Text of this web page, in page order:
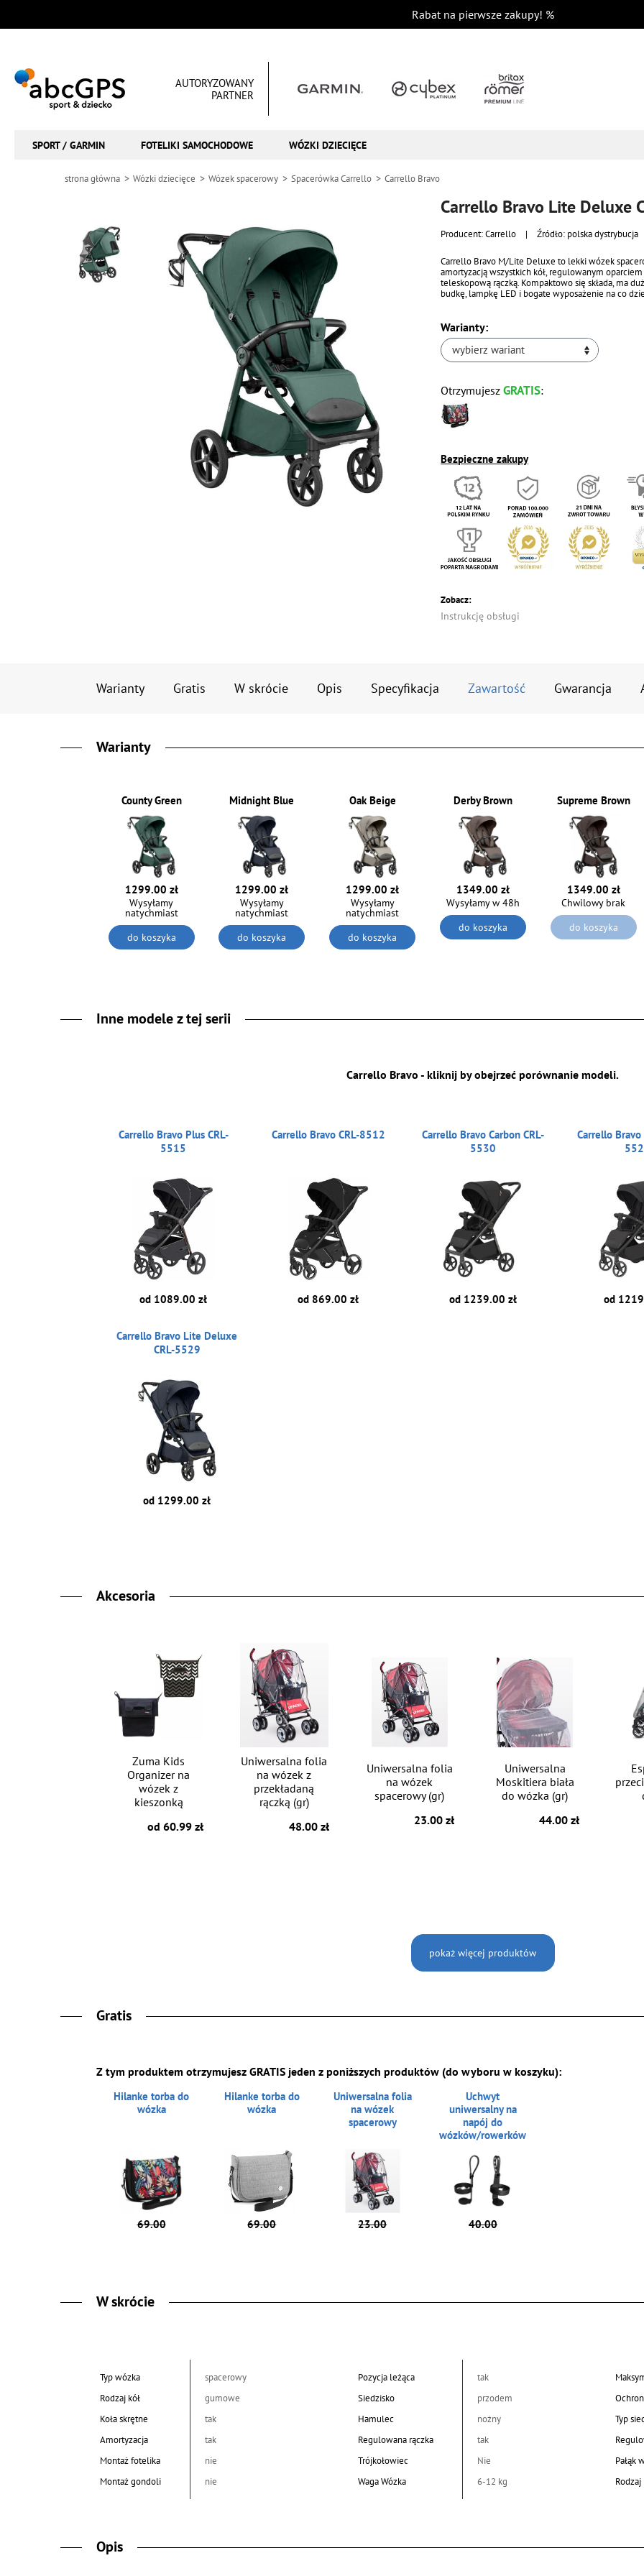
Rabat na pierwsze zakupy! %
AUTORYZOWANY
PARTNER
SPORT / GARMIN FOTELIKI SAMOCHODOWE WÓZKI DZIECIĘCE
strona główna Wózki dziecięce Wózek spacerowy Spacerówka Carrello Carrello Bravo
Carrello Bravo Lite Deluxe
Producent:Carrello | Źródło: polska dystrybucja
Carrello Bravo M/Lite Deluxe to lekki wózek
amortyzacją wszystkich kół, regulowanym
teleskopową rączką. Kompaktowo się składa, ma
budkę, lampkę LED i bogate wyposażenie na co
Warianty:
wybierz wariant
OtrzymujeszGRATIS:
Bezpieczne zakupy
Zobacz:
Instrukcję obsługi
Warianty Gratis W skrócie Opis Specyfikacja Zawartość Gwarancja
Warianty
County Green
1299.00 zł
Wysyłamy
natychmiast
do koszyka
Midnight Blue
1299.00 zł
Wysyłamy
natychmiast
do koszyka
Oak Beige
1299.00 zł
Wysyłamy
natychmiast
do koszyka
Derby Brown
1349.00 zł
Wysyłamy w 48h
do koszyka
Supreme Brown
1349.00 zł
Chwilowy brak
do koszyka
Inne modele z tej serii
Carrello Bravo - kliknij by obejrzeć porównanie modeli.
Carrello Bravo Plus CRL-
5515
od 1089.00 zł
Carrello Bravo CRL-8512
od 869.00 zł
Carrello Bravo Carbon CRL-
5530
od 1239.00 zł
Carrello
od
Carrello Bravo Lite Deluxe
CRL-5529
od 1299.00 zł
Akcesoria
Zuma Kids
Organizer na
wózek z
kieszonką
od 60.99 zł
Uniwersalna folia
na wózek z
przekładaną
rączką (gr)
48.00 zł
Uniwersalna folia
na wózek
spacerowy (gr)
23.00 zł
Uniwersalna
Moskitiera biała
do wózka (gr)
44.00 zł
pokaż więcej produktów
Gratis
Z tym produktem otrzymujesz GRATIS jeden z poniższych produktów (do wyboru w koszyku):
Hilanke torba do
wózka
69.00
Hilanke torba do
wózka
69.00
Uniwersalna folia
na wózek
spacerowy
23.00
Uchwyt
uniwersalny na
napój do
wózków/rowerków
40.00
W skrócie
Typ wózka
spacerowy
Rodzaj kół
gumowe
Koła skrętne
tak
Amortyzacja
tak
Montaż fotelika
nie
Montaż gondoli
nie
Pozycja leżąca
tak
Siedzisko
przodem
Hamulec
nożny
Regulowana rączka
tak
Trójkołowiec
Nie
Waga Wózka
6-12 kg
Typ
Pałąk
Opis